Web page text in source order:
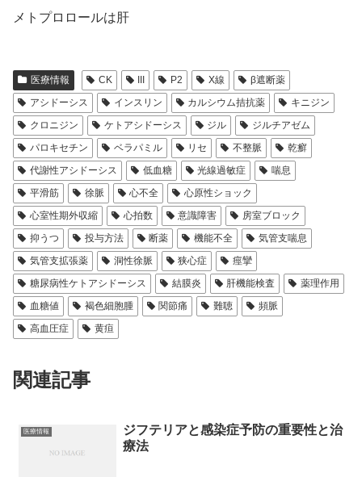
メトプロロールは肝
医療情報 CK P2 X線
β遮断薬
アシドーシス
インスリン カルシウム拮抗薬
キニジン
クロニジン
ケトアシドーシス ジル
ジルチアゼム
パロキセチン
ベラパミル リセ 不整脈
乾癬
代謝性アシドーシス
低血糖 光線過敏症
喘息
平滑筋
徐脈 心不全
心原性ショック
心室性期外収縮
心拍数 意識障害
房室ブロック
抑うつ
投与方法 断薬 機能不全
気管支喘息
気管支拡張薬
洞性徐脈 狭心症
痙攣
糖尿病性ケトアシドーシス
結膜炎 肝機能検査
薬理作用
血糖値
褐色細胞腫 関節痛 難聴
頻脈
高血圧症
黄疸
関連記事
医療情報
ジフテリアと感染症予防の重要性と治
療法